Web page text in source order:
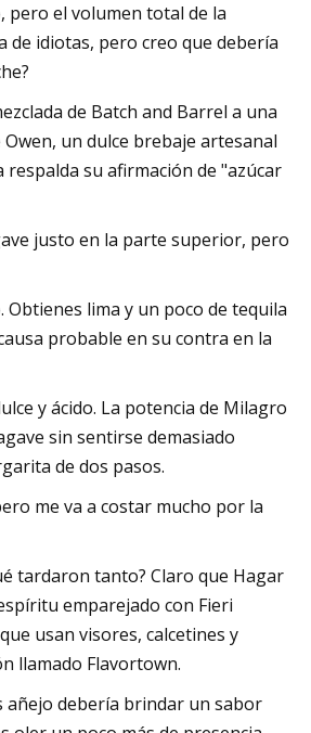
pero el volumen total de la
de idiotas, pero creo que debería
de Batch and Barrel a una
un dulce brebaje artesanal
su afirmación de "azúcar
justo en la parte superior, pero
lima y un poco de tequila
probable en su contra en la
y ácido. La potencia de Milagro
sin sentirse demasiado
de dos pasos.
me va a costar mucho por la
tardaron tanto? Claro que Hagar
emparejado con Fieri
usan visores, calcetines y
llamado Flavortown.
añejo debería brindar un sabor